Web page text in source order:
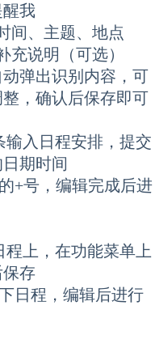
我
间、主题、地点
充说明（可选）
弹出识别内容，可
，确认后保存即可
输入日程安排，提交
期时间
+号，编辑完成后进
程上，在功能菜单上
存
日程，编辑后进行